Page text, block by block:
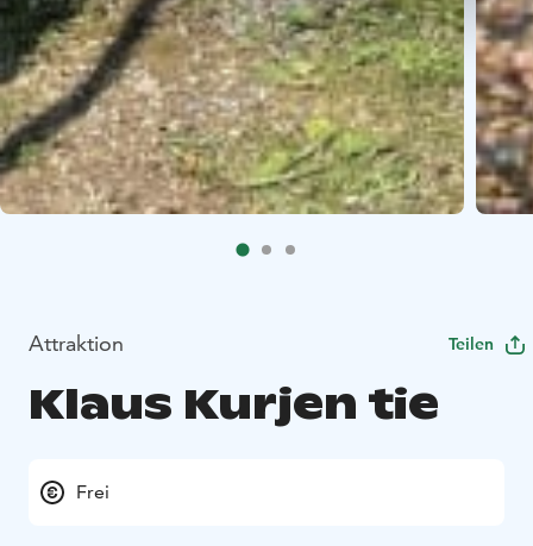
Attraktion Teilen
Klaus Kurjen tie
Frei